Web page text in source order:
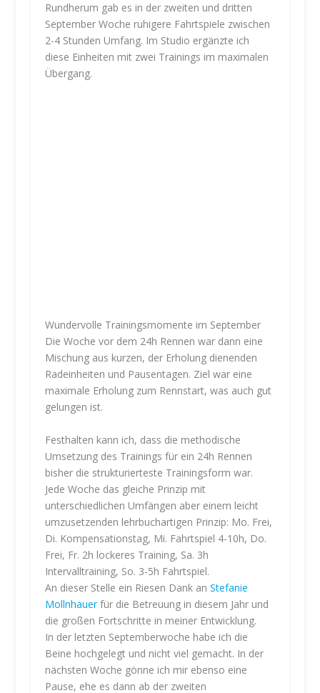
Rundherum gab es in der zweiten und dritten
September Woche ruhigere Fahrtspiele zwischen
2-4 Stunden Umfang. Im Studio ergänzte ich
diese Einheiten mit zwei Trainings im maximalen
Übergang.
Wundervolle Trainingsmomente im September
Die Woche vor dem 24h Rennen war dann eine
Mischung aus kurzen, der Erholung dienenden
Radeinheiten und Pausentagen. Ziel war eine
maximale Erholung zum Rennstart, was auch gut
gelungen ist.
Festhalten kann ich, dass die methodische
Umsetzung des Trainings für ein 24h Rennen
bisher die strukturierteste Trainingsform war.
Jede Woche das gleiche Prinzip mit
unterschiedlichen Umfängen aber einem leicht
umzusetzenden lehrbuchartigen Prinzip: Mo. Frei,
Di. Kompensationstag, Mi. Fahrtspiel 4-10h, Do.
Frei, Fr. 2h lockeres Training, Sa. 3h
Intervalltraining, So. 3-5h Fahrtspiel.
An dieser Stelle ein Riesen Dank an Stefanie
Mollnhauerfür die Betreuung in diesem Jahr und
die großen Fortschritte in meiner Entwicklung.
In der letzten Septemberwoche habe ich die
Beine hochgelegt und nicht viel gemacht. In der
nächsten Woche gönne ich mir ebenso eine
Pause, ehe es dann ab der zweiten